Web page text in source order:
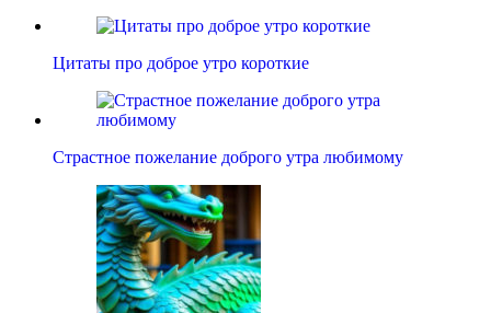
Цитаты про доброе утро короткие
Страстное пожелание доброго утра любимому